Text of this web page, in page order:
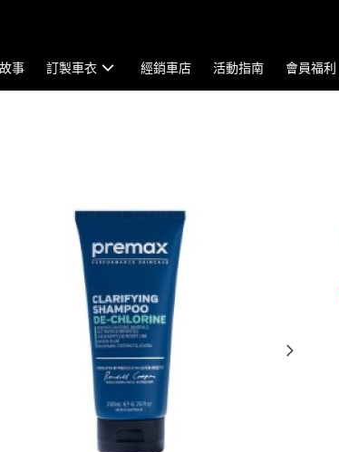
事 訂製車衣 經銷車店 活動指南 會員福利